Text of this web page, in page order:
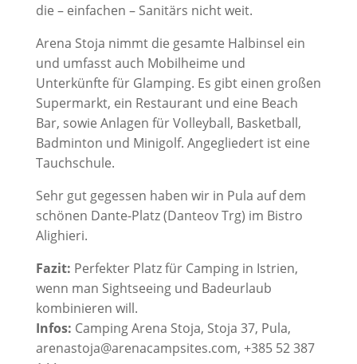
die – einfachen – Sanitärs nicht weit.
Arena Stoja nimmt die gesamte Halbinsel ein
und umfasst auch Mobilheime und
Unterkünfte für Glamping. Es gibt einen großen
Supermarkt, ein Restaurant und eine Beach
Bar, sowie Anlagen für Volleyball, Basketball,
Badminton und Minigolf. Angegliedert ist eine
Tauchschule.
Sehr gut gegessen haben wir in Pula auf dem
schönen Dante-Platz (Danteov Trg) im Bistro
Alighieri.
Fazit: Perfekter Platz für Camping in Istrien,
wenn man Sightseeing und Badeurlaub
kombinieren will.
Infos: Camping Arena Stoja, Stoja 37, Pula,
arenastoja@arenacampsites.com, +385 52 387